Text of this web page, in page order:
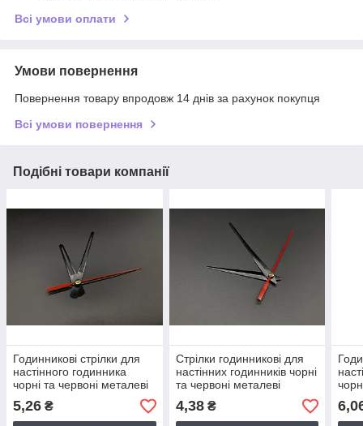
Всі умови оплати
Умови повернення
Повернення товару впродовж 14 днів за рахунок покупця
Всі умови повернення
Подібні товари компанії
Годинникові стрілки для
настінного годинника
чорні та червоні металеві
3 шт у наборі 10х9.5х9.5
см
5,26 ₴
Стрілки годинникові для
настінних годинників чорні
та червоні металеві
глянцеві 3 стрілки в наборі
9х9.5х7.5 см
4,38₴
3